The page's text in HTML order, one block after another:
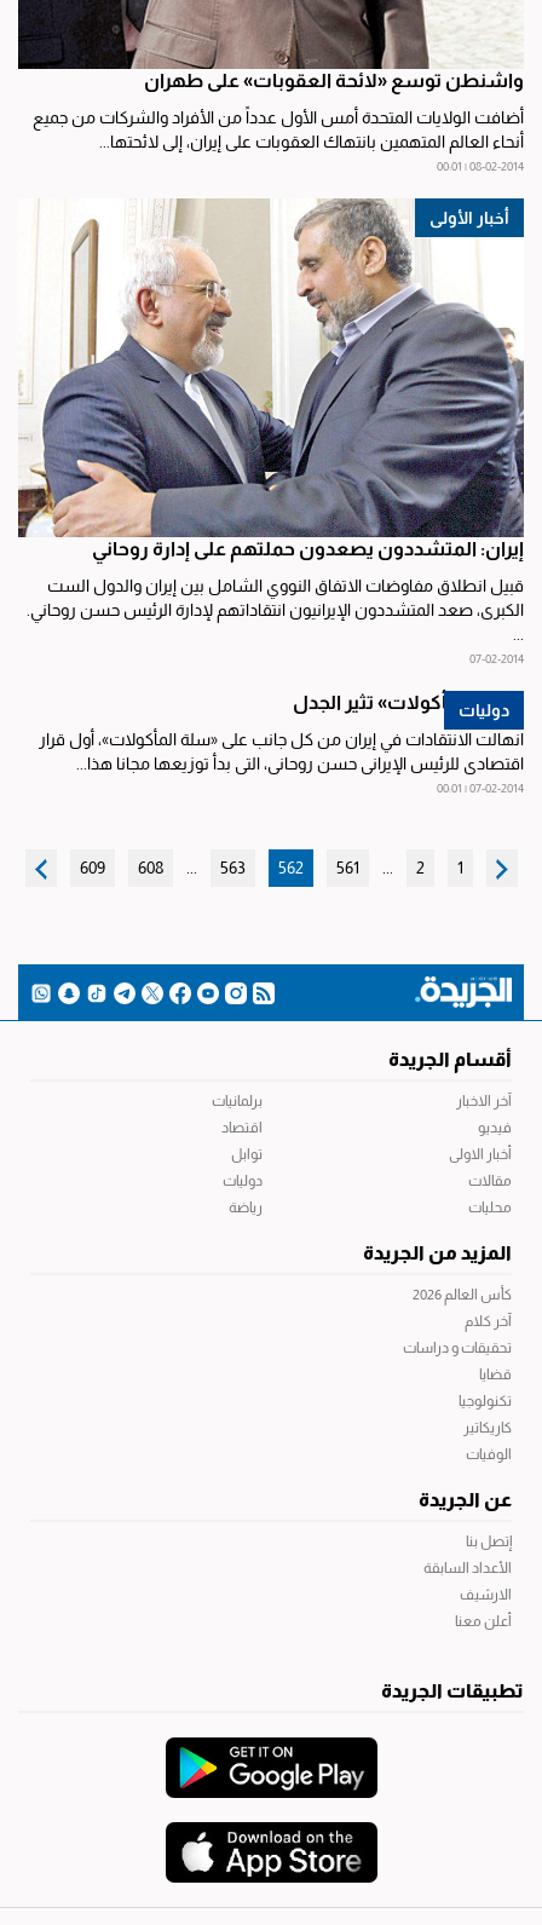
واشنطن توسع «لائحة العقوبات» على طهران
أضافت الولايات المتحدة أمس الأول عدداً من الأفراد والشركات من جميع
أنحاء العالم المتهمين بانتهاك العقوبات على إيران، إلى لائحتها...
08-02-2014 | 00:01
أخبار الأولى
إيران: المتشددون يصعدون حملتهم على إدارة روحاني
قبيل انطلاق مفاوضات الاتفاق النووي الشامل بين إيران والدول الست
الكبرى، صعد المتشددون الإيرانيون انتقاداتهم لإدارة الرئيس حسن روحاني.
...
07-02-2014
دوليات
«سلة المأكولات» تثير الجدل
انهالت الانتقادات في إيران من كل جانب على «سلة المأكولات»، أول قرار
اقتصادي للرئيس الإيراني حسن روحاني، التي بدأ توزيعها مجانا هذا...
07-02-2014 | 00:01
1
2
...
561
562
563
...
608
609
أقسام الجريدة
آخر الاخبار
فيديو
أخبار الاولى
مقالات
محليات
برلمانيات
اقتصاد
توابل
دوليات
رياضة
المزيد من الجريدة
كأس العالم 2026
آخر كلام
تحقيقات و دراسات
قضايا
تكنولوجيا
كاريكاتير
الوفيات
عن الجريدة
إتصل بنا
الأعداد السابقة
الارشيف
أعلن معنا
تطبيقات الجريدة